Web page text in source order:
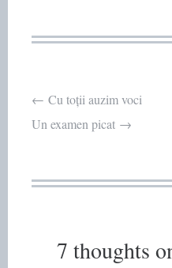
Post
← Cu toții auzim voci
Un examen picat →
7 thoughts